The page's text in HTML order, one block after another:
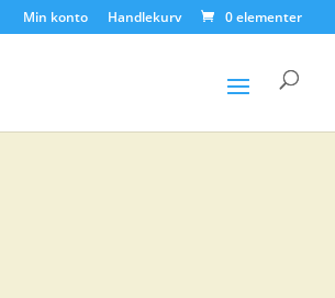
Min konto Handlekurv 0 elementer